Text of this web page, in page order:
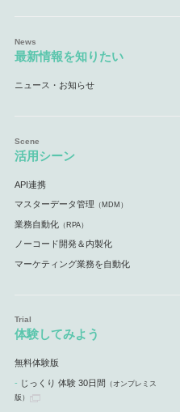
最新情報を知りたい
ニュース・お知らせ
活用シーン
API連携
マスターデータ管理 （MDM）
業務自動化（RPA）
ノーコード開発＆内製化
マーケティング業務を自動化
体験してみよう
無料体験版
じっくり 体験 30日間 （オンプレミス
版）